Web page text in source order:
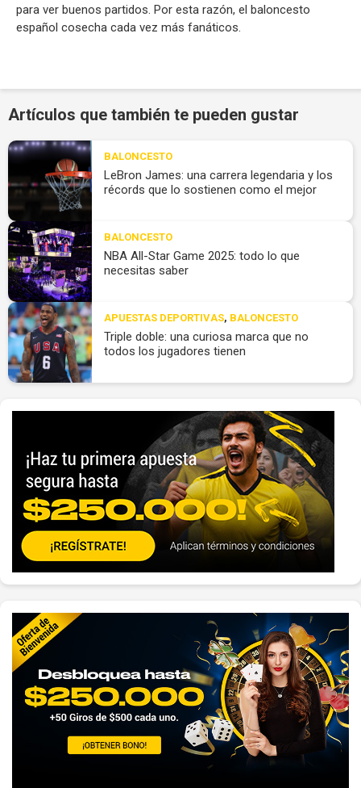
para ver buenos partidos. Por esta razón, el baloncesto
español cosecha cada vez más fanáticos.
Artículos que también te pueden gustar
BALONCESTO
LeBron James: una carrera legendaria y los
récords que lo sostienen como el mejor
BALONCESTO
NBA All-Star Game 2025: todo lo que
necesitas saber
APUESTAS DEPORTIVAS, BALONCESTO
Triple doble: una curiosa marca que no
todos los jugadores tienen